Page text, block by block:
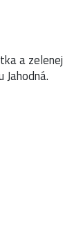
a zelenej